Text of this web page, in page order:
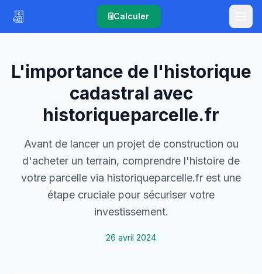
Calculer
L'importance de l'historique
cadastral avec
historiqueparcelle.fr
Avant de lancer un projet de construction ou
d'acheter un terrain, comprendre l'histoire de
votre parcelle via historiqueparcelle.fr est une
étape cruciale pour sécuriser votre
investissement.
26 avril 2024